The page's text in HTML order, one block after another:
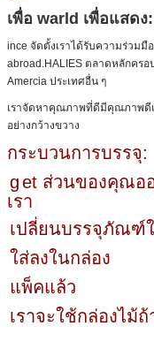
เพื่อ warld เพื่อแสด
ince จัดตั้งเราได้รับความร่วม
abroad.HALIES ตลาดหลักครอ
Amercia ประเทศอื่น ๆ
เราจัดหาคุณภาพที่ดีมีคุณภาพดีแ
อย่างกว้างขวาง
กระบวนการบรรจุ:
get ส่วนของคุณอ
เรา
เปลี่ยนบรรจุภัณฑ์
ใส่ลงในกล่อง
แพ็คแล้ว
เราจะใช้กล่องไ